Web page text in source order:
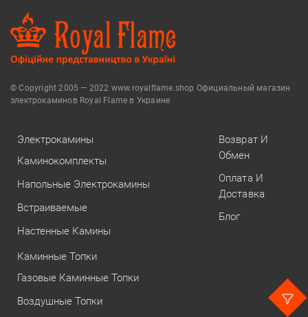
© Copyright 2005 — 2022 www.royalflame.shop Официальный магазин
электрокаминов Royal Flame в Украине
Электрокамины
Каминокомплекты
Напольные Электрокамины
Встраиваемые
Настенные Камины
Каминные Топки
Газовые Каминные Топки
Воздушные Топки
Возврат И
Обмен
Оплата И
Доставка
Блог